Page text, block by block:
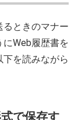
るときのマナー
Web履歴書を
を読みながら
で保存す